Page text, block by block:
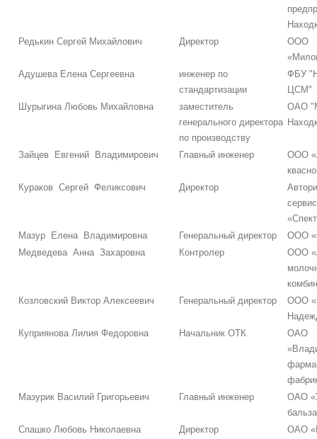
Редькин Сергей Михайлович
Директор
ООО
Адушева Елена Сергеевна
инженер по
стандартизации
ФБУ
ЦСМ"
Шурыгина Любовь Михайловна
заместитель
генерального директора
по производству
ОАО
Зайцев Евгений Владимирович Главный инженер
ООО
Кураков Сергей Феликсович
Директор
Мазур Елена Владимировна
Генеральный директор
ООО
Медведева Анна Захаровна
Контролер
ООО
Козловский Виктор Алексеевич
Генеральный директор
ООО
Куприянова Лилия Федоровна
Начальник ОТК
ОАО
Мазурик Василий Григорьевич
Главный инженер
ОАО
Спашко Любовь Николаевна
Директор
ОАО